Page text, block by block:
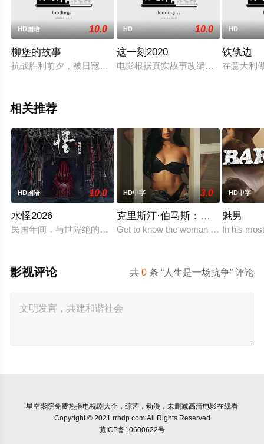
HD国语 10.0
柳堡的故事
抗战胜利前夕，被日寇蹂躏多年的柳堡解放了。新四军开了进
HD 10.0
这一刻2020
电影根据真实故事改编，是一部用
HD
铁轨边
在意大利
相关推荐
HD国语 10.0
水怪2026
民国年间，与世隔绝的怪水村被湖中“水猴子”所扰。此物实为
HD中字 3.0
克里斯汀·伯马斯：自始至终
Get to know the woman behind the
HD中字
魅男
In his
共0 条 “人生是一场抗争” 评论
影视评论
星空影院免费热播电视剧大全，综艺，动漫，未删减高清电影在线看
Copyright © 2021 rrbdp.com All Rights Reserved
藏ICP备10600622号